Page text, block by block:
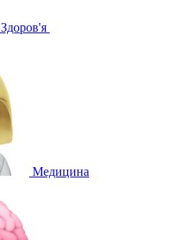
Здоров'я
Медицина